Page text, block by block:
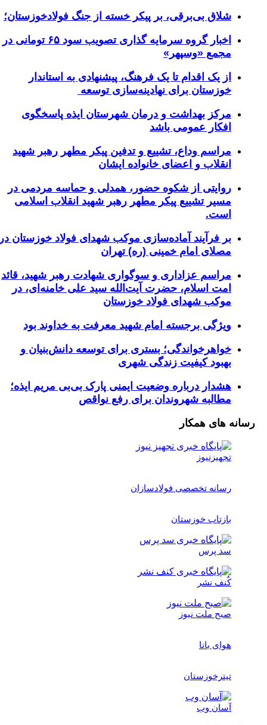
بی‌برقی، بر پیکر خسته‌ از جنگ فولادخوزستان؛
اخبار گروه سرمایه گذاری تصویب سود ۶۵ تومانی در
«وسپهر»
یک اقدام تا یک فرهنگ، پیشنهادی به استاندار
برای نهادینه‌سازی توسعه
بهداشت و درمان شهرستان ایذه پاسخگوی
عمومی باشد
وداع، تشییع و تدفین پیکر مطهر رهبر شهید
و اعضای خانواده ایشان
از شکوه حضور، همدلی و حماسه مردمی در
تشییع پیکر مطهر رهبر شهید انقلاب اسلامی
فرآیند آماده‌سازی موکب شهدای فولاد خوزستان در
امام خمینی (ره) تهران
عزاداری و سوگواری شهادت رهبر شهید، قائد
اسلام، حضرت آیت‌الله سید علی خامنه‌ای، در
شهدای فولاد خوزستان
برجسته امام شهید معرفت به خداوند بود
بستری برای توسعه دانش‌بنیان و
کیفیت زندگی شهری
درباره وضعیت ایمنی پارک بی‌بی مریم ایذه؛
شهروندان برای رفع نواقص
های همکار
تخصصی فولادسازان
خوزستان
ملت نیوز